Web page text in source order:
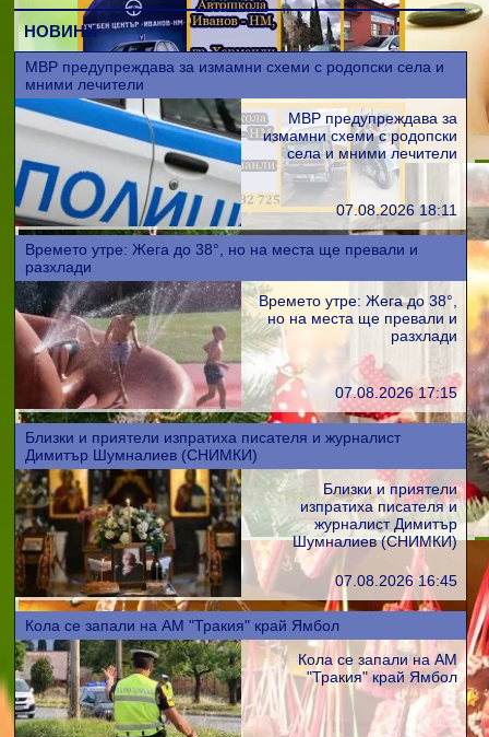
НОВИНИ
МВР предупреждава за измамни схеми с родопски села и
мними лечители
МВР предупреждава за
измамни схеми с родопски
села и мними лечители
07.08.2026 18:11
Времето утре: Жега до 38°, но на места ще превали и
разхлади
Времето утре: Жега до 38°,
но на места ще превали и
разхлади
07.08.2026 17:15
Близки и приятели изпратиха писателя и журналист
Димитър Шумналиев (СНИМКИ)
Близки и приятели
изпратиха писателя и
журналист Димитър
Шумналиев (СНИМКИ)
07.08.2026 16:45
Кола се запали на АМ "Тракия" край Ямбол
Кола се запали на АМ
"Тракия" край Ямбол